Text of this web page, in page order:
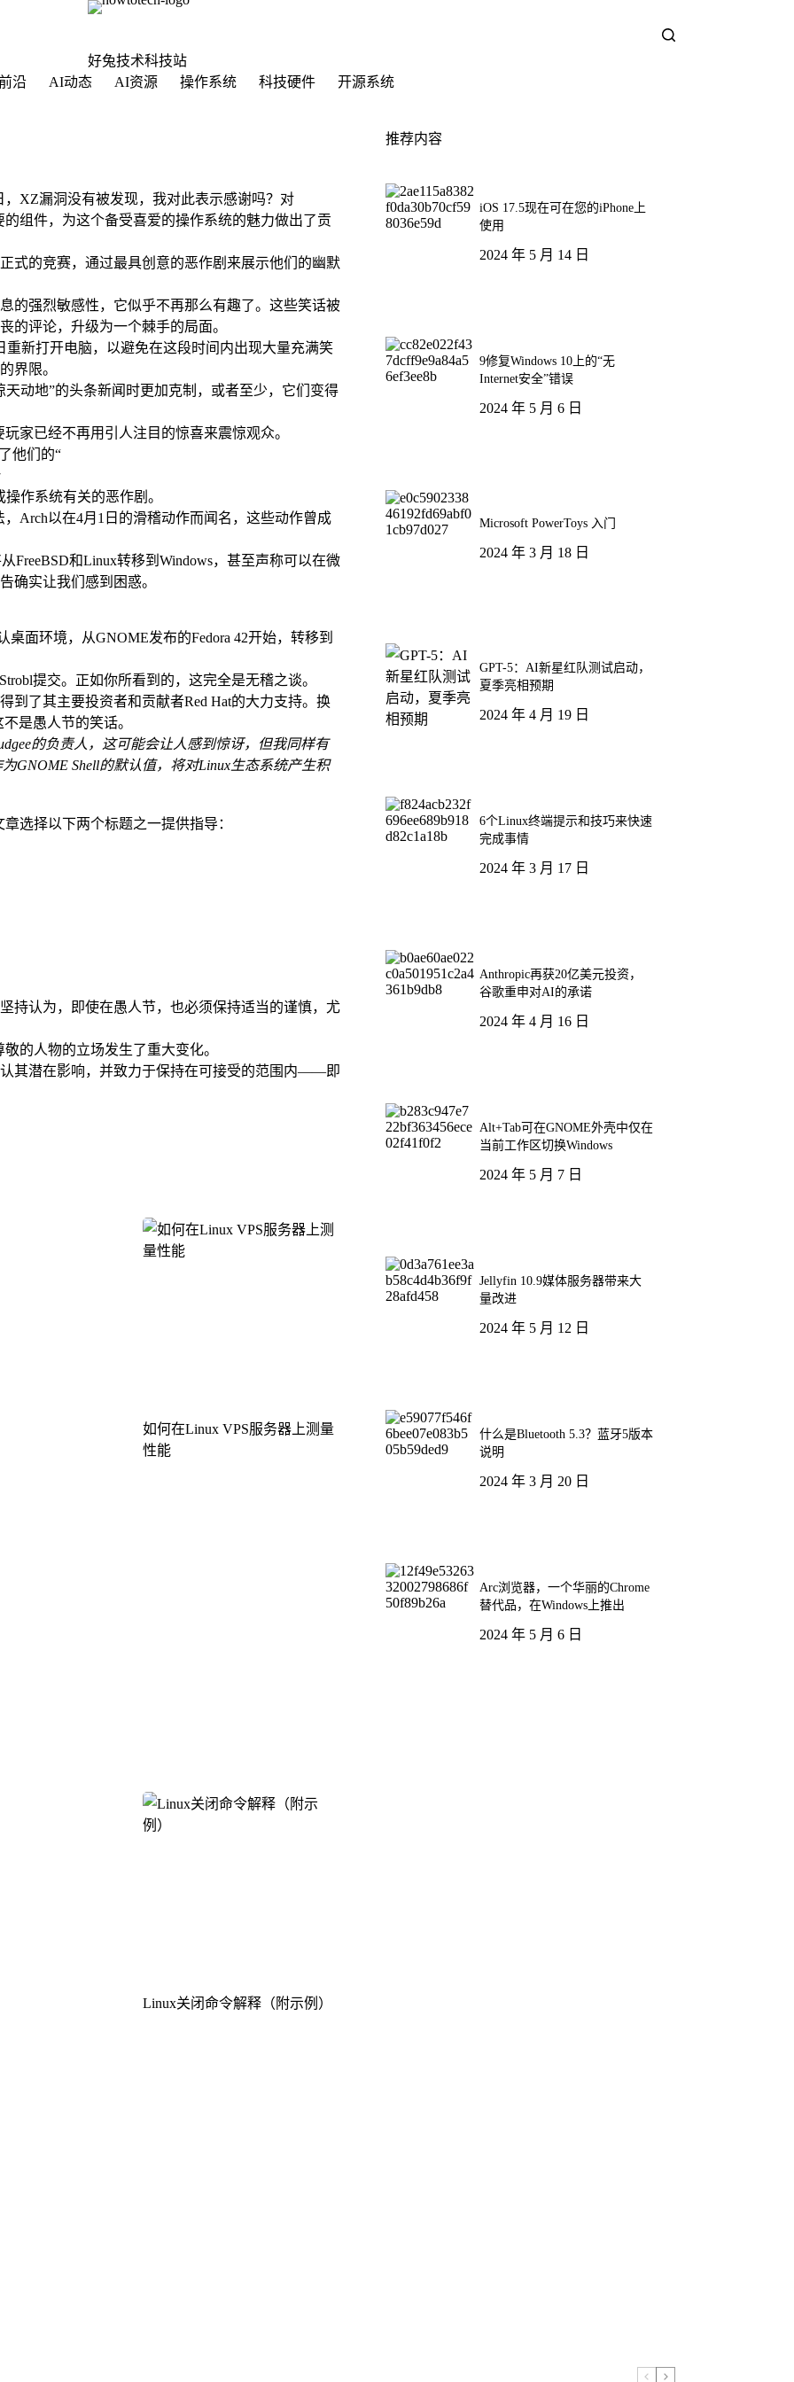
好兔技术科技站
沿
AI动态 AI资源 操作系统 科技硬件 开源系统
XZ漏洞没有被发现，我对此表示感谢吗？对
组件，为这个备受喜爱的操作系统的魅力做出了贡
式的竞赛，通过最具创意的恶作剧来展示他们的幽默
的强烈敏感性，它似乎不再那么有趣了。这些笑话被
的评论，升级为一个棘手的局面。
新打开电脑，以避免在这段时间内出现大量充满笑
界限。
动地”的头条新闻时更加克制，或者至少，它们变得
家已经不再用引人注目的惊喜来震惊观众。
他们的“
作系统有关的恶作剧。
Arch以在4月1日的滑稽动作而闻名，这些动作曾成
FreeBSD和Linux转移到Windows，甚至声称可以在微
确实让我们感到困惑。
面环境，从GNOME发布的Fedora 42开始，转移到
提交。正如你所看到的，这完全是无稽之谈。
到了其主要投资者和贡献者Red Hat的大力支持。换
是愚人节的笑话。
的负责人，这可能会让人感到惊讶，但我同样有
GNOME Shell的默认值，将对Linux生态系统产生积
选择以下两个标题之一提供指导：
持认为，即使在愚人节，也必须保持适当的谨慎，尤
的人物的立场发生了重大变化。
其潜在影响，并致力于保持在可接受的范围内——即
如何在Linux VPS服务器上测量
性能
Linux关闭命令解释（附示例）
推荐内容
iOS 17.5现在可在您的iPhone上
使用
2024 年 5 月 14 日
9修复Windows 10上的“无
Internet安全”错误
2024 年 5 月 6 日
Microsoft PowerToys 入门
2024 年 3 月 18 日
GPT-5：AI新星红队测试启动，
夏季亮相预期
2024 年 4 月 19 日
6个Linux终端提示和技巧来快速
完成事情
2024 年 3 月 17 日
Anthropic再获20亿美元投资，
谷歌重申对AI的承诺
2024 年 4 月 16 日
Alt+Tab可在GNOME外壳中仅在
当前工作区切换Windows
2024 年 5 月 7 日
Jellyfin 10.9媒体服务器带来大
量改进
2024 年 5 月 12 日
什么是Bluetooth 5.3？蓝牙5版本
说明
2024 年 3 月 20 日
Arc浏览器，一个华丽的Chrome
替代品，在Windows上推出
2024 年 5 月 6 日